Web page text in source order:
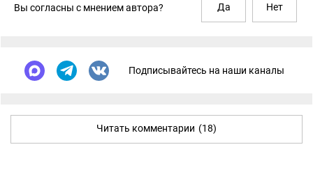
Вы согласны с мнением автора? Да Нет
Подписывайтесь на наши каналы
Читать комментарии (18)